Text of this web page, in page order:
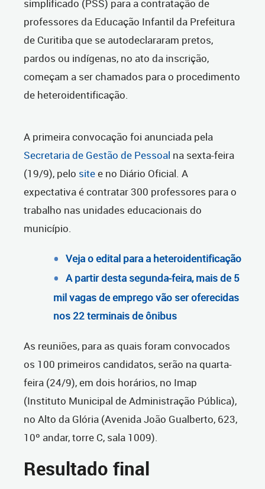
simplificado (PSS) para a contratação de
professores da Educação Infantil da Prefeitura
de Curitiba que se autodeclararam pretos,
pardos ou indígenas, no ato da inscrição,
começam a ser chamados para o procedimento
de heteroidentificação.
A primeira convocação foi anunciada pela
Secretaria de Gestão de Pessoal na sexta-feira
(19/9), pelo sitee no Diário Oficial. A
expectativa é contratar 300 professores para o
trabalho nas unidades educacionais do
município.
Veja o edital para a heteroidentificação
A partir desta segunda-feira, mais de 5
mil vagas de emprego vão ser oferecidas
nos 22 terminais de ônibus
As reuniões, para as quais foram convocados
os 100 primeiros candidatos, serão na quarta-
feira (24/9), em dois horários, no Imap
(Instituto Municipal de Administração Pública),
no Alto da Glória (Avenida João Gualberto, 623,
10º andar, torre C, sala 1009).
Resultado final